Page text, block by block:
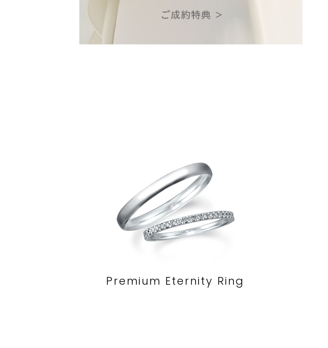
Premium Eternity Ring